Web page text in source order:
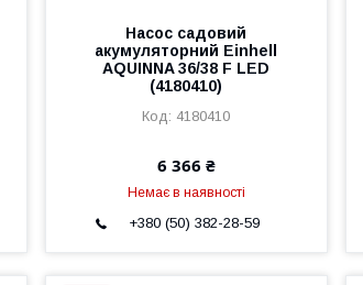
Насос садовий
акумуляторний Einhell
AQUINNA 36/38 F LED
(4180410)
4180410
6 366 ₴
Немає в наявності
+380 (50) 382-28-59